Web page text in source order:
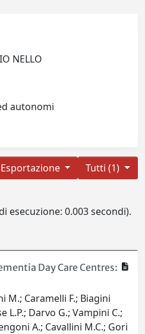
NELLO
autonomi
Tutti (1)
Esportazione
esecuzione: 0.003 secondi).
Day Care Centres:
M.; Caramelli F.; Biagini
L.P.; Darvo G.; Vampini C.;
A.; Cavallini M.C.; Gori